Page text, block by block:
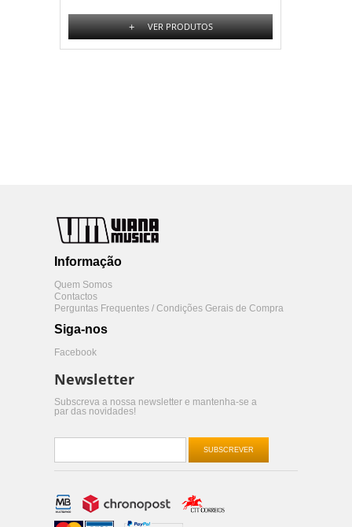
+ VER PRODUTOS
Informação
Quem Somos
Contactos
Perguntas Frequentes / Condições Gerais de Compra
Siga-nos
Facebook
Newsletter
Subscreva a nossa newsletter e mantenha-se a
par das novidades!
SUBSCREVER